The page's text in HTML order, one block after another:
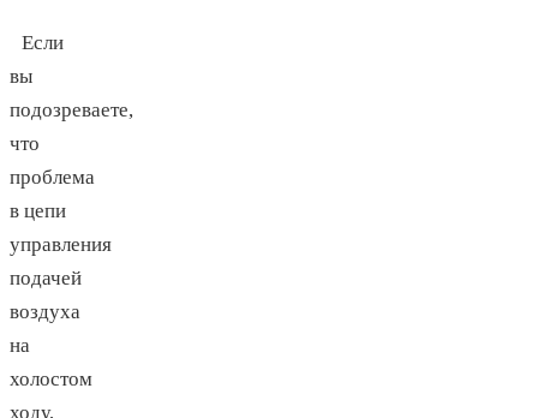
Если
вы
подозреваете,
что
проблема
в цепи
управления
подачей
воздуха
на
холостом
ходу,